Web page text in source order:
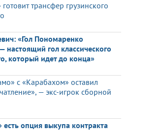
трансфер грузинского
«Гол Пономаренко
настоящий гол классического
который идет до конца»
с «Карабахом» оставил
— экс-игрок сборной
опция выкупа контракта